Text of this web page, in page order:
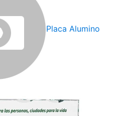
Placa Alumino